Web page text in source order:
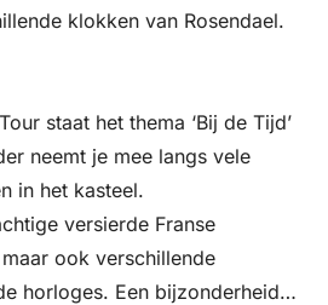
klokken van Rosendael.
staat het thema ‘Bij de Tijd’
neemt je mee langs vele
in het kasteel.
versierde Franse
ook verschillende
horloges. Een bijzonderheid